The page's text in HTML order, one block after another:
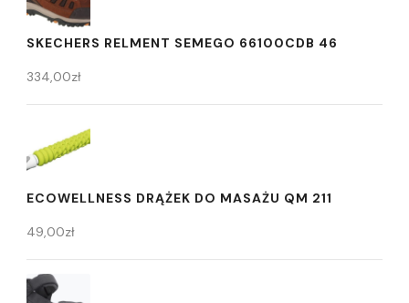
SKECHERS RELMENT SEMEGO 66100CDB 46
334,00zł
ECOWELLNESS DRĄŻEK DO MASAŻU QM 211
49,00zł